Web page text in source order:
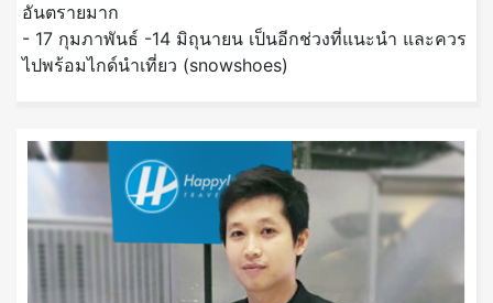
อันตรายมาก
- 17 กุมภาพันธ์ -14 มิถุนายน เป็นอีกช่วงที่แนะนำ และควร
ไปพร้อมไกด์นำเที่ยว (snowshoes)